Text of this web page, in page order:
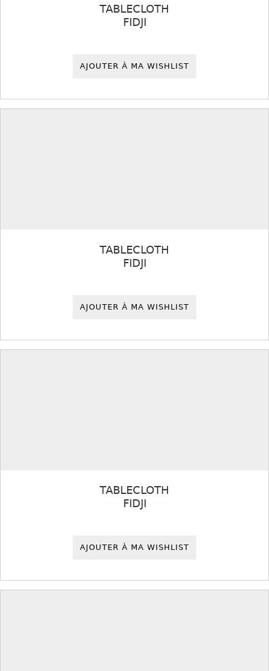
TABLECLOTH
FIDJI
AJOUTER À MA WISHLIST
TABLECLOTH
FIDJI
AJOUTER À MA WISHLIST
TABLECLOTH
FIDJI
AJOUTER À MA WISHLIST